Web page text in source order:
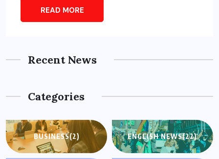
READ MORE
Recent News
Categories
BUSINESS(2) ENGLISH NEWS(22)